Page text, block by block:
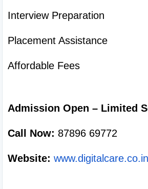
Interview Preparation
Placement Assistance
Affordable Fees
Admission Open – Limited
Call Now: 87896 69772
Website: www.digitalcare.co.in